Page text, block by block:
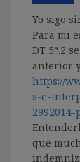
Yo sigo
Para mí
DT 5ª.2
anterior
https://
s-e-
que